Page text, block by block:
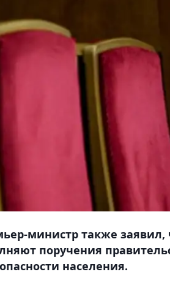
министр также
поручения
населения.